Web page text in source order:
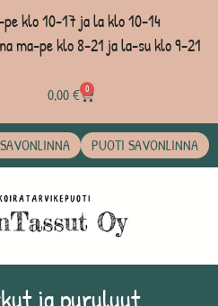
pe klo 10-17 ja la klo 10-14
ma-pe klo 8-21 ja la-su klo 9-21
0,00€ 0
PUOTI SAVONLINNA